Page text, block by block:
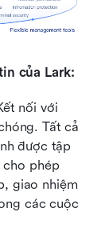
của Lark:
nối với
Tất cả
được tập
cho phép
giao nhiệm
các cuộc